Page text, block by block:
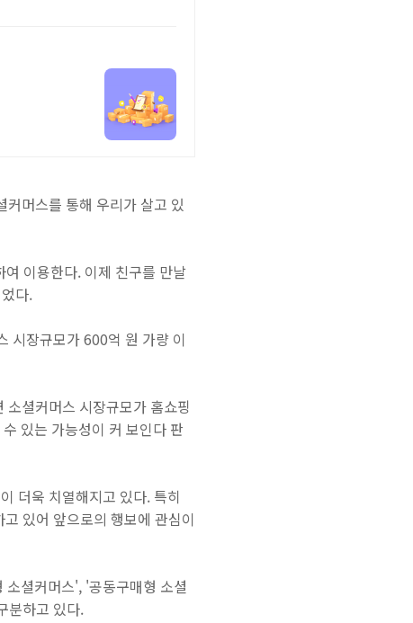
머스를 통해 우리가 살고 있
이용한다. 이제 친구를 만날
다.
시장규모가 600억 원 가량 이
셜커머스 시장규모가 홈쇼핑
있는 가능성이 커 보인다 판
더욱 치열해지고 있다. 특히
있어 앞으로의 행보에 관심이
셜커머스', '공동구매형 소셜
분하고 있다.